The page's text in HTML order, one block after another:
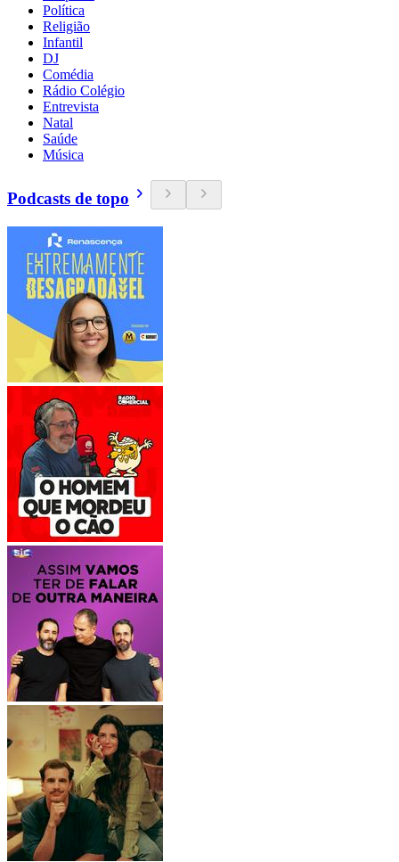
Política
Religião
Infantil
DJ
Comédia
Rádio Colégio
Entrevista
Natal
Saúde
Música
Podcasts de topo